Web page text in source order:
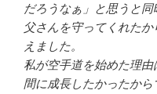
だろうなぁ」と思うと
父さんを守ってくれた
えました。
私が空手道を始めた理
間に成長したかったか